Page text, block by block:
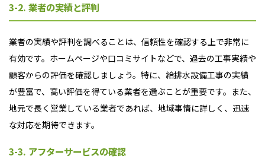
3-2. 業者の実績と評判
業者の実績や評判を調べることは、信頼性を確認する上で非常に
有効です。ホームページや口コミサイトなどで、過去の工事実績や
顧客からの評価を確認しましょう。特に、給排水設備工事の実績
が豊富で、高い評価を得ている業者を選ぶことが重要です。また、
地元で長く営業している業者であれば、地域事情に詳しく、迅速
な対応を期待できます。
3-3. アフターサービスの確認